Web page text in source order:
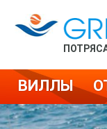
ВИЛЛЫ